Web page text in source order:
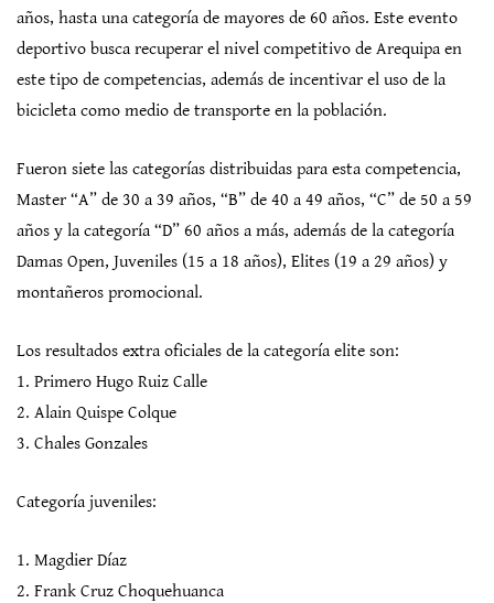
años, hasta una categoría de mayores de 60 años. Este evento
deportivo busca recuperar el nivel competitivo de Arequipa en
este tipo de competencias, además de incentivar el uso de la
bicicleta como medio de transporte en la población.
Fueron siete las categorías distribuidas para esta competencia,
Master “A” de 30 a 39 años, “B” de 40 a 49 años, “C” de 50 a 59
años y la categoría “D” 60 años a más, además de la categoría
Damas Open, Juveniles (15 a 18 años), Elites (19 a 29 años) y
montañeros promocional.
Los resultados extra oficiales de la categoría elite son:
1. Primero Hugo Ruiz Calle
2. Alain Quispe Colque
3. Chales Gonzales
Categoría juveniles:
1. Magdier Díaz
2. Frank Cruz Choquehuanca